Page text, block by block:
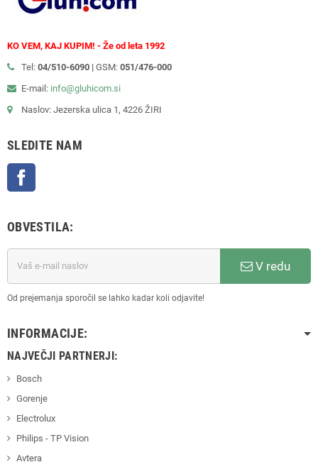
KO VEM, KAJ KUPIM! - Že od leta 1992
Tel: 04/510-6090 | GSM: 051/476-000
E-mail: info@gluhicom.si
Naslov: Jezerska ulica 1, 4226 ŽIRI
SLEDITE NAM
OBVESTILA:
V redu
Od prejemanja sporočil se lahko kadar koli odjavite!
INFORMACIJE:
NAJVEČJI PARTNERJI:
Bosch
Gorenje
Electrolux
Philips - TP Vision
Avtera